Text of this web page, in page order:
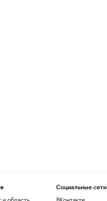
область
Социальные сети
ВКонтакте